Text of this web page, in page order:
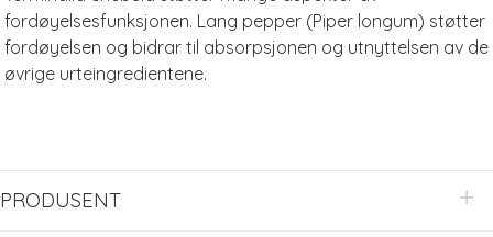
fordøyelsesfunksjonen. Lang pepper (Piper longum) støtter
fordøyelsen og bidrar til absorpsjonen og utnyttelsen av de
øvrige urteingredientene.
PRODUSENT